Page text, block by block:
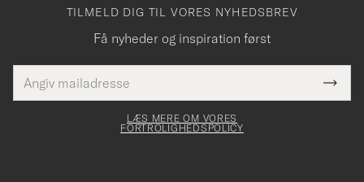
TILMELD DIG TIL VORES NYHEDSBREV
Få nyheder og inspiration først
mailadresse
skal
Tack
för
LÆS MERE OM VORES
FORTROLIGHEDSPOLICY